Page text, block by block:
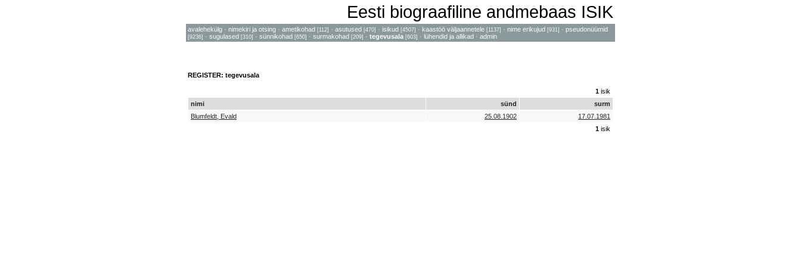
Eesti biograafiline andmebaas ISIK
avalehekülg · nimekiri ja otsing · ametikohad [112] · asutused [470] · isikud [4507] · kaastöö väljaannetele [1137] · nime erikujud [931] · pseudonüümid
[9236] · sugulased [310] · sünnikohad [650] · surmakohad [209] · tegevusala [603] · lühendid ja allikad · admin
REGISTER: tegevusala
1 isik
nimi
sünd
surm
Blumfeldt, Evald
25.08.1902
17.07.1981
1 isik